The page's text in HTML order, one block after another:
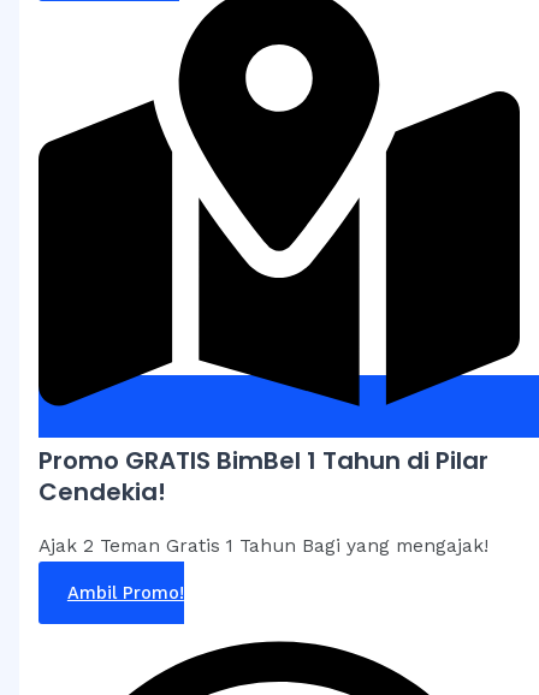
Promo GRATIS BimBel 1 Tahun di Pilar
Cendekia!
Ajak 2 Teman Gratis 1 Tahun Bagi yang mengajak!
Ambil Promo!